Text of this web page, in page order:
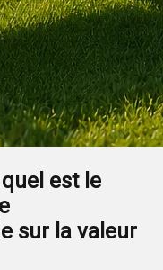
est le
sur la valeur